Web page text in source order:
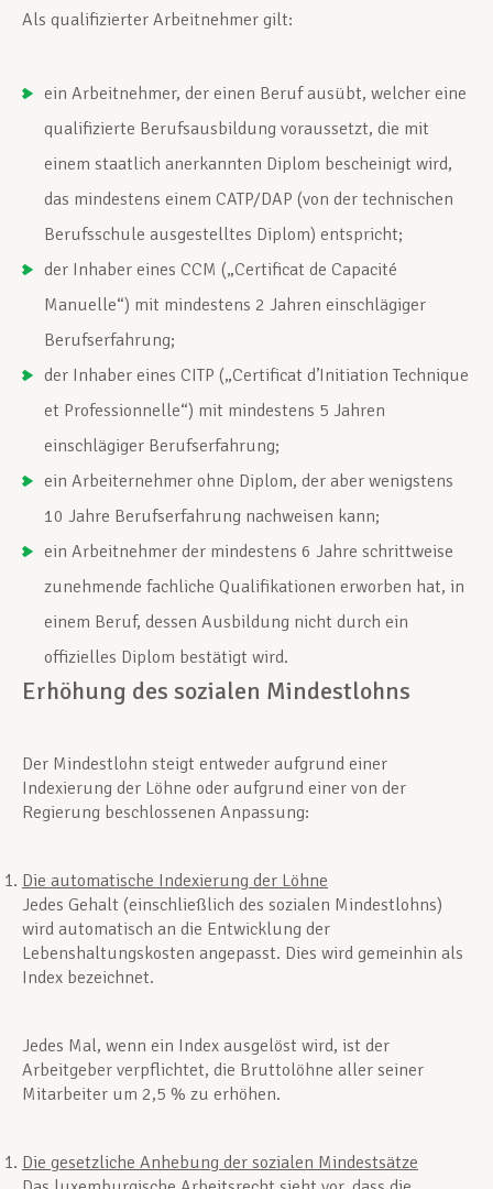
Als qualifizierter Arbeitnehmer gilt:
ein Arbeitnehmer, der einen Beruf ausübt, welcher eine
qualifizierte Berufsausbildung voraussetzt, die mit
einem staatlich anerkannten Diplom bescheinigt wird,
das mindestens einem CATP/DAP (von der technischen
Berufsschule ausgestelltes Diplom) entspricht;
der Inhaber eines CCM („Certificat de Capacité
Manuelle“) mit mindestens 2 Jahren einschlägiger
Berufserfahrung;
der Inhaber eines CITP („Certificat d’Initiation Technique
et Professionnelle“) mit mindestens 5 Jahren
einschlägiger Berufserfahrung;
ein Arbeiternehmer ohne Diplom, der aber wenigstens
10 Jahre Berufserfahrung nachweisen kann;
ein Arbeitnehmer der mindestens 6 Jahre schrittweise
zunehmende fachliche Qualifikationen erworben hat, in
einem Beruf, dessen Ausbildung nicht durch ein
offizielles Diplom bestätigt wird.
Erhöhung des sozialen Mindestlohns
Der Mindestlohn steigt entweder aufgrund einer
Indexierung der Löhne oder aufgrund einer von der
Regierung beschlossenen Anpassung:
Die automatische Indexierung der Löhne
Jedes Gehalt (einschließlich des sozialen Mindestlohns)
wird automatisch an die Entwicklung der
Lebenshaltungskosten angepasst. Dies wird gemeinhin als
Index bezeichnet.
Jedes Mal, wenn ein Index ausgelöst wird, ist der
Arbeitgeber verpflichtet, die Bruttolöhne aller seiner
Mitarbeiter um 2,5 % zu erhöhen.
Die gesetzliche Anhebung der sozialen Mindestsätze